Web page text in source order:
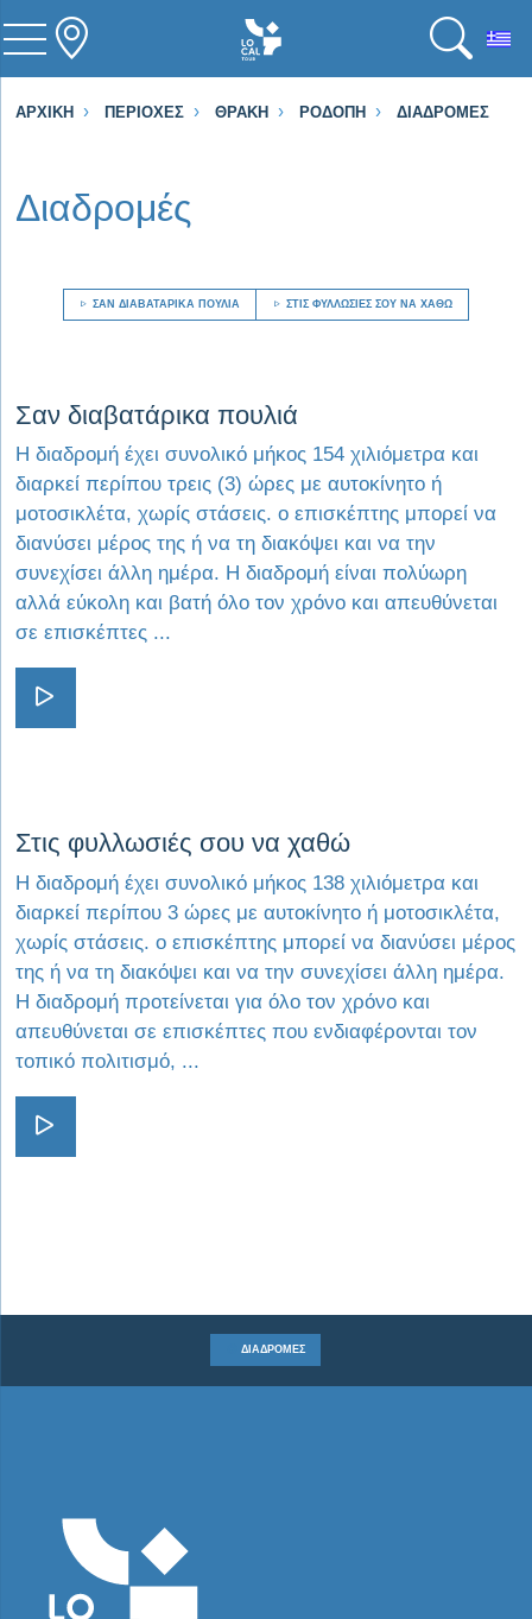
ΑΡΧΙΚΉ ΠΕΡΙΟΧΈΣ ΘΡΆΚΗ ΡΟΔΌΠΗ ΔΙΑΔΡΟΜΈΣ
Διαδρομές
ΣΑΝ ΔΙΑΒΑΤΆΡΙΚΑ ΠΟΥΛΙΆ ΣΤΙΣ ΦΥΛΛΩΣΙΈΣ ΣΟΥ ΝΑ ΧΑΘΏ
Σαν διαβατάρικα πουλιά
Η διαδρομή έχει συνολικό μήκος 154 χιλιόμετρα και
διαρκεί περίπου τρεις (3) ώρες με αυτοκίνητο ή
μοτοσικλέτα, χωρίς στάσεις. ο επισκέπτης μπορεί να
διανύσει μέρος της ή να τη διακόψει και να την
συνεχίσει άλλη ημέρα. Η διαδρομή είναι πολύωρη
αλλά εύκολη και βατή όλο τον χρόνο και απευθύνεται
σε επισκέπτες ...
Visit Σαν διαβατάρικα πουλιά
Στις φυλλωσιές σου να χαθώ
Η διαδρομή έχει συνολικό μήκος 138 χιλιόμετρα και
διαρκεί περίπου 3 ώρες με αυτοκίνητο ή μοτοσικλέτα,
χωρίς στάσεις. ο επισκέπτης μπορεί να διανύσει μέρος
της ή να τη διακόψει και να την συνεχίσει άλλη ημέρα.
Η διαδρομή προτείνεται για όλο τον χρόνο και
απευθύνεται σε επισκέπτες που ενδιαφέρονται τον
τοπικό πολιτισμό, ...
Visit Στις φυλλωσιές σου να
ΔΙΑΔΡΟΜΈΣ